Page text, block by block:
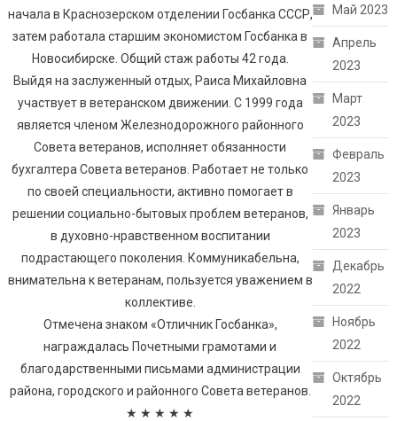
начала в Краснозерском отделении Госбанка СССР,
затем работала старшим экономистом Госбанка в
Новосибирске. Общий стаж работы 42 года.
Выйдя на заслуженный отдых, Раиса Михайловна
участвует в ветеранском движении. С 1999 года
является членом Железнодорожного районного
Совета ветеранов, исполняет обязанности
бухгалтера Совета ветеранов. Работает не только
по своей специальности, активно помогает в
решении социально-бытовых проблем ветеранов,
в духовно-нравственном воспитании
подрастающего поколения. Коммуникабельна,
внимательна к ветеранам, пользуется уважением в
коллективе.
Отмечена знаком «Отличник Госбанка»,
награждалась Почетными грамотами и
благодарственными письмами администрации
района, городского и районного Совета ветеранов.
★ ★ ★ ★ ★
Май 2023
Апрель
2023
Март
2023
Февраль
2023
Январь
2023
Декабрь
2022
Ноябрь
2022
Октябрь
2022